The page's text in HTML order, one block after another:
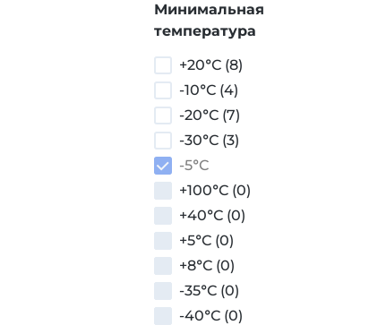
Минимальная
температура
+20°С (8)
-10°С (4)
-20°С (7)
-30°С (3)
-5°С
+100°С (0)
+40°С (0)
+5°С (0)
+8°С (0)
-35°С (0)
-40°С (0)